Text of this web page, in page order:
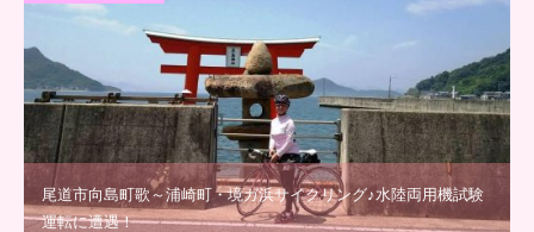
尾道市向島町歌～浦崎町・境ガ浜サイクリング♪水陸両用機試験
運転に遭遇！